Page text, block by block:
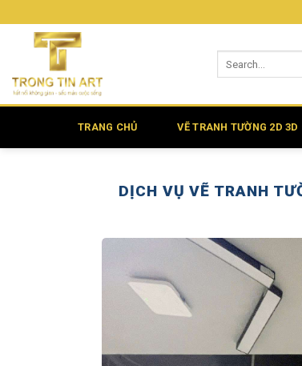
qua
TRANG CHỦ VẼ TRANH TƯỜNG 2D 3D
DỊCH VỤ VẼ TRANH